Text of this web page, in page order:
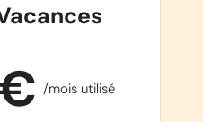
/mois utilisé